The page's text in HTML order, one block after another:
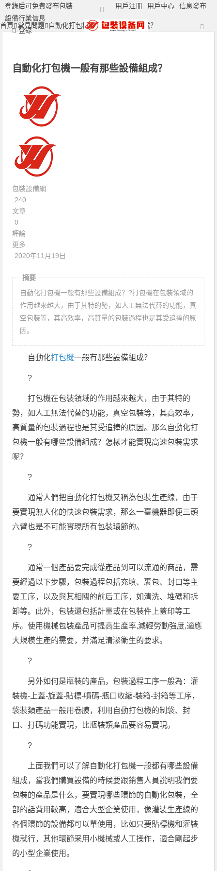
登錄后可免費發布包裝
設備行業信息
登錄
用戶注冊 用戶中心 信息發布
打包機|包裝機|封口機|封箱機|捆扎機|打標機|噴碼機|打碼機廠家
首頁 常見問題 自動化打包機一般有那些設備組成？
自動化打包機一般有那些設備組成？
包裝設備網
240
文章
0
評論
更多
2020年11月19日
摘要
自動化打包機一般有那些設備組成？?打包機在包裝領域的
作用越來越大，由于其特的勢，如人工無法代替的功能，真
空包裝等，其高效率，高質量的包裝過程也是其受追捧的原
因。
自動化打包機一般有那些設備組成？
?
打包機在包裝領域的作用越來越大，由于其特的
勢，如人工無法代替的功能，真空包裝等，其高效率，
高質量的包裝過程也是其受追捧的原因。那么自動化打
包機一般有哪些設備組成？怎樣才能實現高速包裝需求
呢？
?
通常人們把自動化打包機又稱為包裝生產線，由于
要實現無人化的快速包裝需求，那么一臺機器即便三頭
六臂也是不可能實現所有包裝環節的。
?
通常一個產品要完成從產品到可以流通的商品，需
要經過以下步驟，包裝過程包括充填、裹包、封口等主
要工序，以及與其相關的前后工序，如清洗、堆碼和拆
卸等。此外，包裝還包括計量或在包裝件上蓋印等工
序。使用機械包裝產品可提高生產率,減輕勞動強度,適應
大規模生產的需要，并滿足清潔衛生的要求。
?
另外如何是瓶裝的產品，包裝過程工序一般為：灌
裝機-上蓋-旋蓋-貼標-噴碼-瓶口收縮-裝箱-封箱等工序，
袋裝類產品一般用卷膜，利用自動打包機的制袋、封
口、打碼功能實現，比瓶裝類產品要容易實現。
?
上面我們可以了解自動化打包機一般都有哪些設備
組成，當我們購買設備的時候要跟銷售人員說明我們要
包裝的產品是什么，要實現哪些環節的自動化包裝，全
部的話費用較高，適合大型企業使用，像灌裝生產線的
各個環節的設備都可以單使用，比如只要貼標機和灌裝
機就行，其他環節采用小機械或人工操作，適合剛起步
的小型企業使用。